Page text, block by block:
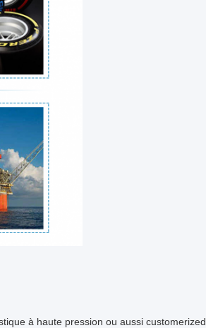
à haute pression ou aussi customerized